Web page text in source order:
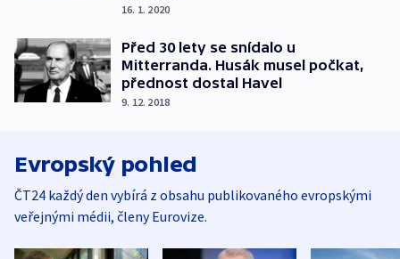
16. 1. 2020
Před 30 lety se snídalo u
Mitterranda. Husák musel počkat,
přednost dostal Havel
9. 12. 2018
Evropský pohled
ČT24 každý den vybírá z obsahu publikovaného evropskými
veřejnými médii, členy Eurovize.